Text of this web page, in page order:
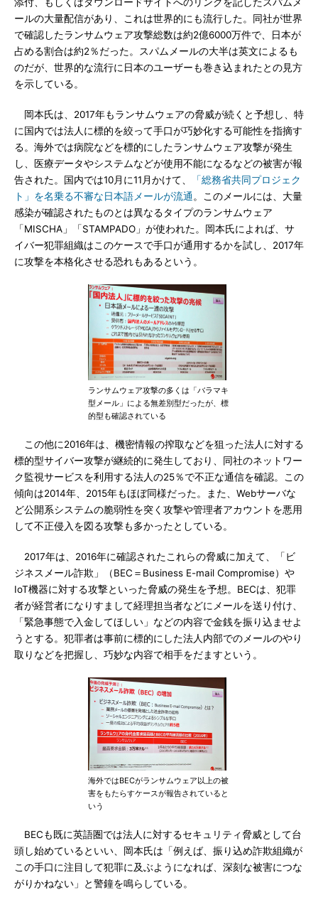
ールの大量配信があり、これは世界的にも流行した。同社が世界
で確認したランサムウェア攻撃総数は約2億6000万件で、日本が
占める割合は約2％だった。スパムメールの大半は英文によるも
のだが、世界的な流行に日本のユーザーも巻き込まれたとの見方
を示している。
岡本氏は、2017年もランサムウェアの脅威が続くと予想し、特
に国内では法人に標的を絞って手口が巧妙化する可能性を指摘す
る。海外では病院などを標的にしたランサムウェア攻撃が発生
し、医療データやシステムなどが使用不能になるなどの被害が報
告された。国内では10月に11月かけて、
「総務省共同プロジェク
ト」を名乗る不審な日本語メールが流通 。このメールには、大量
感染が確認されたものとは異なるタイプのランサムウェア
「MISCHA」「STAMPADO」が使われた。岡本氏によれば、サ
イバー犯罪組織はこのケースで手口が通用するかを試し、2017年
に攻撃を本格化させる恐れもあるという。
ランサムウェア攻撃の多くは「バラマキ
型メール」による無差別型だったが、標
的型も確認されている
この他に2016年は、機密情報の搾取などを狙った法人に対する
標的型サイバー攻撃が継続的に発生しており、同社のネットワー
ク監視サービスを利用する法人の25％で不正な通信を確認。この
傾向は2014年、2015年もほぼ同様だった。また、Webサーバな
ど公開系システムの脆弱性を突く攻撃や管理者アカウントを悪用
して不正侵入を図る攻撃も多かったとしている。
2017年は、2016年に確認されたこれらの脅威に加えて、「ビ
ジネスメール詐欺」（BEC＝Business E-mail Compromise）や
IoT機器に対する攻撃といった脅威の発生を予想。BECは、犯罪
者が経営者になりすまして経理担当者などにメールを送り付け、
「緊急事態で入金してほしい」などの内容で金銭を振り込ませよ
うとする。犯罪者は事前に標的にした法人内部でのメールのやり
取りなどを把握し、巧妙な内容で相手をだますという。
海外ではBECがランサムウェア以上の被
害をもたらすケースが報告されていると
いう
BECも既に英語圏では法人に対するセキュリティ脅威として台
頭し始めているといい、岡本氏は「例えば、振り込め詐欺組織が
この手口に注目して犯罪に及ぶようになれば、深刻な被害につな
がりかねない」と警鐘を鳴らしている。